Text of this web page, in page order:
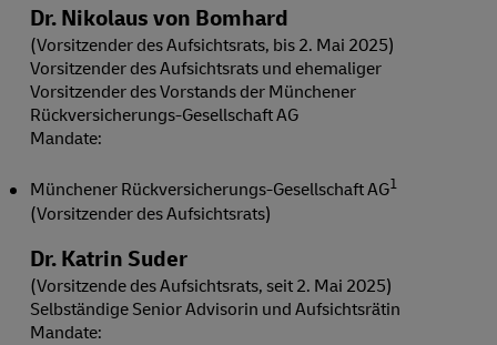
Dr. Nikolaus von Bomhard
(Vorsitzender des Aufsichtsrats, bis 2. Mai 2025)
Vorsitzender des Aufsichtsrats und ehemaliger
Vorsitzender des Vorstands der Münchener
Rückversicherungs-Gesellschaft AG
Mandate:
Münchener Rückversicherungs-Gesellschaft AG1
(Vorsitzender des Aufsichtsrats)
Dr. Katrin Suder
(Vorsitzende des Aufsichtsrats, seit 2. Mai 2025)
Selbständige Senior Advisorin und Aufsichtsrätin
Mandate: